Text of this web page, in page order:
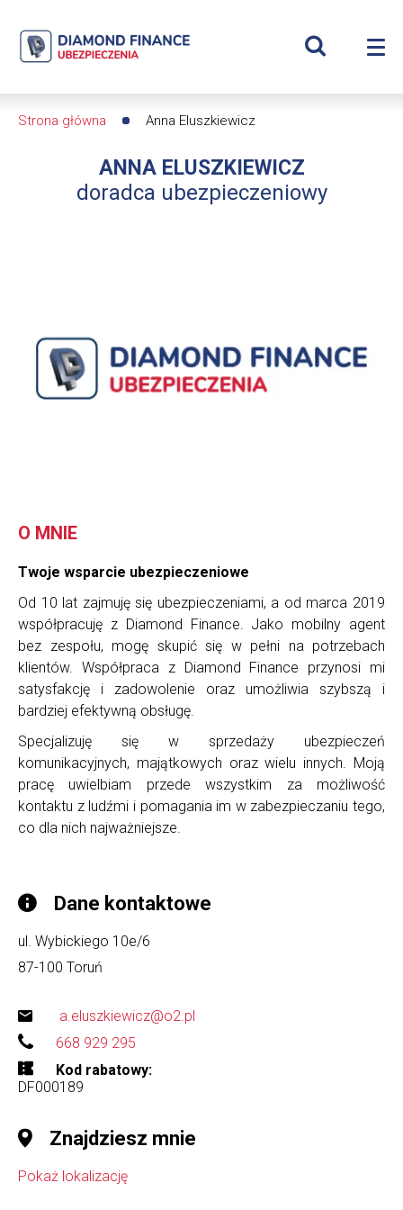
Anna
Diamond
Finance
Wyświetl
nawigacyjna
Strona główna Anna Eluszkiewicz
ANNA ELUSZKIEWICZ
doradca ubezpieczeniowy
O MNIE
Twoje wsparcie ubezpieczeniowe
Od 10 lat zajmuję się ubezpieczeniami, a od marca 2019
współpracuję z Diamond Finance. Jako mobilny agent
bez zespołu, mogę skupić się w pełni na potrzebach
klientów. Współpraca z Diamond Finance przynosi mi
satysfakcję i zadowolenie oraz umożliwia szybszą i
bardziej efektywną obsługę.
Specjalizuję się w sprzedaży ubezpieczeń
komunikacyjnych, majątkowych oraz wielu innych. Moją
pracę uwielbiam przede wszystkim za możliwość
kontaktu z ludźmi i pomagania im w zabezpieczaniu tego,
co dla nich najważniejsze.
Dane kontaktowe
ul. Wybickiego 10e/6
87-100 Toruń
a.eluszkiewicz@o2.pl
668 929 295
Kod rabatowy
DF000189
Znajdziesz mnie
Pokaż lokalizację